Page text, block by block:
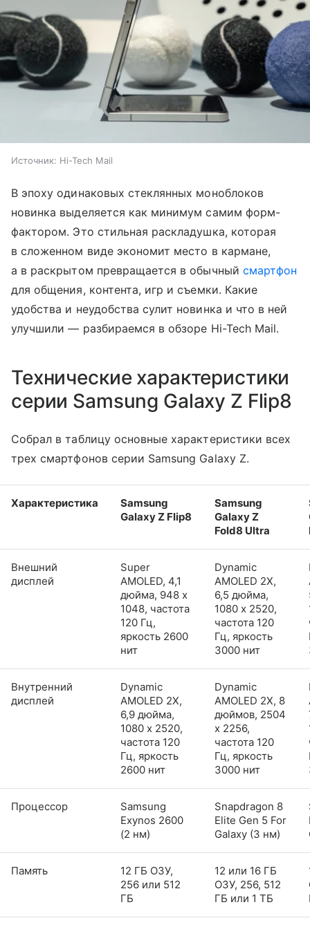
Источник: Hi-Tech Mail
В эпоху одинаковых стеклянных моноблоков
новинка выделяется как минимум самим форм-
фактором. Это стильная раскладушка, которая
в сложенном виде экономит место в кармане,
а в раскрытом превращается в обычный смартфон
для общения, контента, игр и съемки. Какие
удобства и неудобства сулит новинка и что в ней
улучшили — разбираемся в обзоре Hi-Tech Mail.
Технические характеристики
серии Samsung Galaxy Z Flip8
Собрал в таблицу основные характеристики всех
трех смартфонов серии Samsung Galaxy Z.
Характеристика
Samsung
Galaxy Z Flip8
Samsung
Galaxy Z
Fold8 Ultra
Внешний
дисплей
Super
AMOLED, 4,1
дюйма, 948 x
1048, частота
120 Гц,
яркость 2600
нит
Dynamic
AMOLED 2X,
6,5 дюйма,
1080 x 2520,
частота 120
Гц, яркость
3000 нит
Внутренний
дисплей
Dynamic
AMOLED 2X,
6,9 дюйма,
1080 x 2520,
частота 120
Гц, яркость
2600 нит
Dynamic
AMOLED 2X, 8
дюймов, 2504
x 2256,
частота 120
Гц, яркость
3000 нит
Процессор
Samsung
Exynos 2600
(2 нм)
Snapdragon 8
Elite Gen 5 For
Galaxy (3 нм)
Память
12 ГБ ОЗУ,
256 или 512
ГБ
12 или 16 ГБ
ОЗУ, 256, 512
ГБ или 1 ТБ